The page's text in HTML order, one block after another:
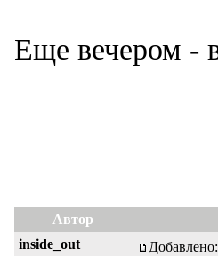
Еще вечером -
Автор
inside_out